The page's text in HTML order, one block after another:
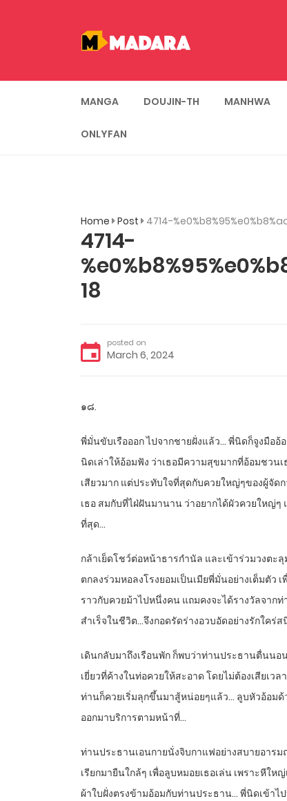
MANGA DOUJIN-TH MANHWA
ONLYFAN
Home Post 4714-
4714-
18
posted on
March 6, 2024
๑๘.
พี่มั่นขับเรือออก ไปจากชายฝั่งแล้ว… พี่นิดก็จูงมืออ้
นิดเล่าให้อ้อมฟัง ว่าเธอมีความสุขมากที่อ้อมชว
เสียวมาก แต่ประทับใจที่สุดกับควยใหญ่ๆของผู้จัด
เธอ สมกับที่ไฝ่ฝันมานาน ว่าอยากได้ผัวควยใหญ่
ที่สุด…
กล้าเย็ดโชว์ต่อหน้าธารกำนัล และเข้าร่วมวงต
ตกลงร่วมหอลงโรงยอมเป็นเมียพี่มั่นอย่างเต็มตั
ราวกับควยม้าไปหนึ่งคน แถมคงจะได้รางวัลจา
สำเร็จในชีวิต…จึงกอดรัดร่างอวบอัดอย่างรักใคร่
เดินกลับมาถึงเรือนพัก ก็พบว่าท่านประธานตื่นนอ
เยี่ยวที่ค้างในท่อควยให้สะอาด โดยไม่ต้องเสียเ
ท่านก็ควยเริ่มลุกขึ้นมาสู้หน่อยๆแล้ว… ลูบหัวอ้อมด้
ออกมาบริการตามหน้าที่…
ท่านประธานเอนกายนั่งจิบกาแฟอย่างสบายอาร
เรียกมายืนใกล้ๆ เพื่อลูบหมอยเธอเล่น เพราะหีใ
ผ้าใบฝั่งตรงข้ามอ้อมกับท่านประธาน… พี่นิดเข้า